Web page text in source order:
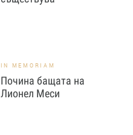
IN MEMORIAM
Почина бащата на
Лионел Меси